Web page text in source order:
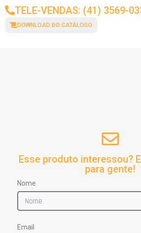
TELE-VENDAS: (41) 3569-
DOWNLOAD DO CATÁLOGO
Esse produto interessou?
para gente!
Nome
Email